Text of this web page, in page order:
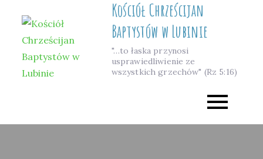
content
Kościół Chrześcijan
Baptystów w Lubinie
"…to łaska przynosi
usprawiedliwienie ze
wszystkich grzechów" (Rz 5:16)